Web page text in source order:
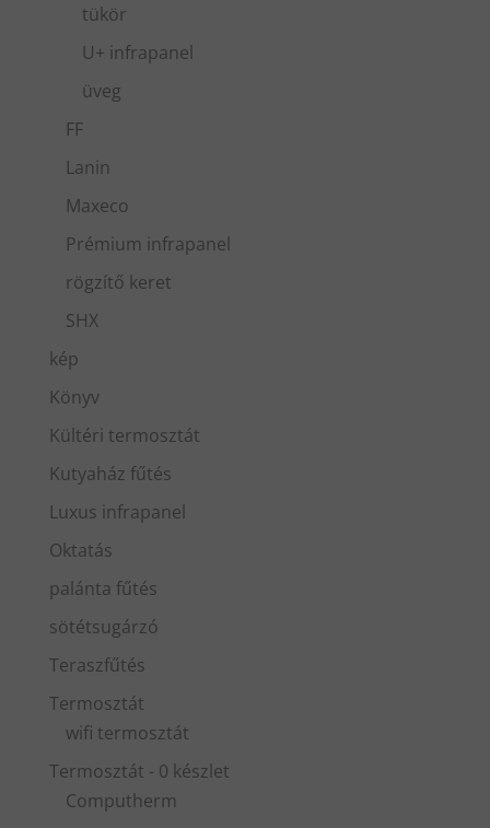
tükör
U+ infrapanel
üveg
FF
Lanin
Maxeco
Prémium infrapanel
rögzítő keret
SHX
kép
Könyv
Kültéri termosztát
Kutyaház fűtés
Luxus infrapanel
Oktatás
palánta fűtés
sötétsugárzó
Teraszfűtés
Termosztát
wifi termosztát
Termosztát - 0 készlet
Computherm